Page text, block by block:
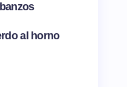
al horno